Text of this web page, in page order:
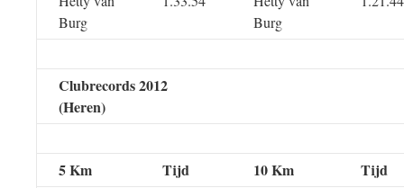
Burg
Burg
Clubrecords 2012
(Heren)
5 Km Tijd 10 Km Tijd